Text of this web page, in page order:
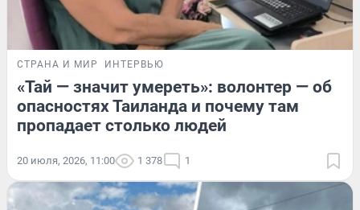
СТРАНА И МИР ИНТЕРВЬЮ
«Тай — значит умереть»: волонтер — об
опасностях Таиланда и почему там
пропадает столько людей
20 июля, 2026, 11:00 1 378 1